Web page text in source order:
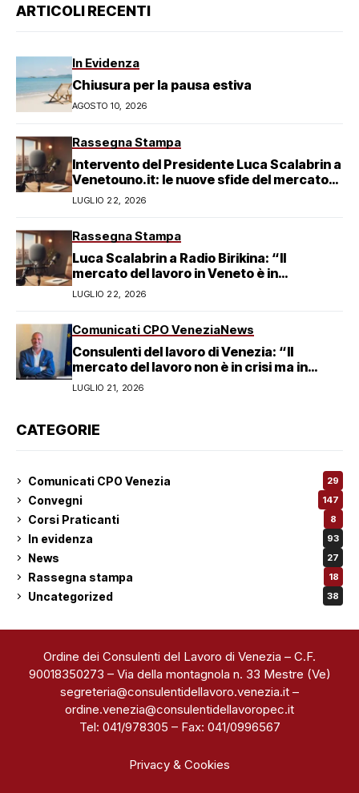
ARTICOLI RECENTI
In Evidenza
Chiusura per la pausa estiva
AGOSTO 10, 2026
Rassegna Stampa
Intervento del Presidente Luca Scalabrin a
Venetouno.it: le nuove sfide del mercato
del lavoro veneziano
LUGLIO 22, 2026
Rassegna Stampa
Luca Scalabrin a Radio Birikina: “Il
mercato del lavoro in Veneto è in
trasformazione”
LUGLIO 22, 2026
Comunicati CPO VeneziaNews
Consulenti del lavoro di Venezia: “Il
mercato del lavoro non è in crisi ma in
trasformazione, serve responsabilità
condivisa”
LUGLIO 21, 2026
CATEGORIE
Comunicati CPO Venezia 29
Convegni 147
Corsi Praticanti 8
In evidenza 93
News 27
Rassegna stampa 18
Uncategorized 38
Ordine dei Consulenti del Lavoro di Venezia – C.F.
90018350273 – Via della montagnola n. 33 Mestre (Ve)
segreteria@consulentidellavoro.venezia.it –
ordine.venezia@consulentidellavoropec.it
Tel: 041/978305 – Fax: 041/0996567
Privacy & Cookies